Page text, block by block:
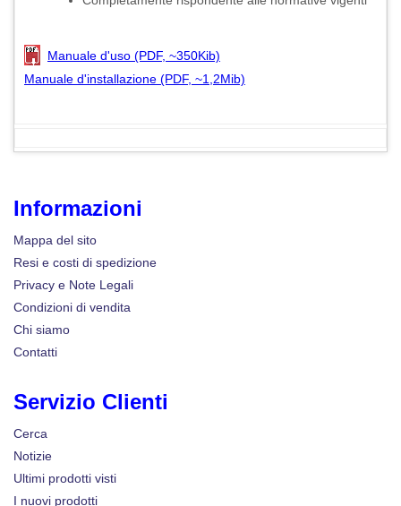
Manuale d'uso (PDF, ~350Kib)
Manuale d'installazione (PDF, ~1,2Mib)
Informazioni
Mappa del sito
Resi e costi di spedizione
Privacy e Note Legali
Condizioni di vendita
Chi siamo
Contatti
Servizio Clienti
Cerca
Notizie
Ultimi prodotti visti
I nuovi prodotti